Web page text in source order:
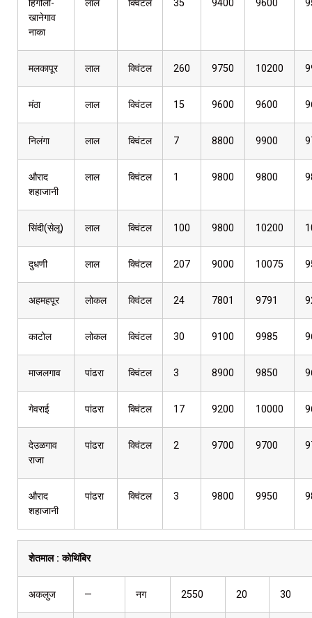
हिंगोली-
खानेगाव
नाका
लाल क्विंटल 35 9400 9600
मलकापूर लाल क्विंटल 260 9750 10200
मंठा लाल क्विंटल 15 9600 9600
निलंगा लाल क्विंटल 7 8800 9900
औराद
शहाजानी
लाल क्विंटल 1 9800 9800
सिंदी(सेलू) लाल क्विंटल 100 9800 10200
दुधणी लाल क्विंटल 207 9000 10075
अहमहपूर लोकल क्विंटल 24 7801 9791
काटोल लोकल क्विंटल 30 9100 9985
माजलगाव पांढरा क्विंटल 3 8900 9850
गेवराई पांढरा क्विंटल 17 9200 10000
देउळगाव
राजा
पांढरा क्विंटल 2 9700 9700
औराद
शहाजानी
पांढरा क्विंटल 3 9800 9950
शेतमाल :कोथिंबिर
अकलुज — नग 2550 20 30